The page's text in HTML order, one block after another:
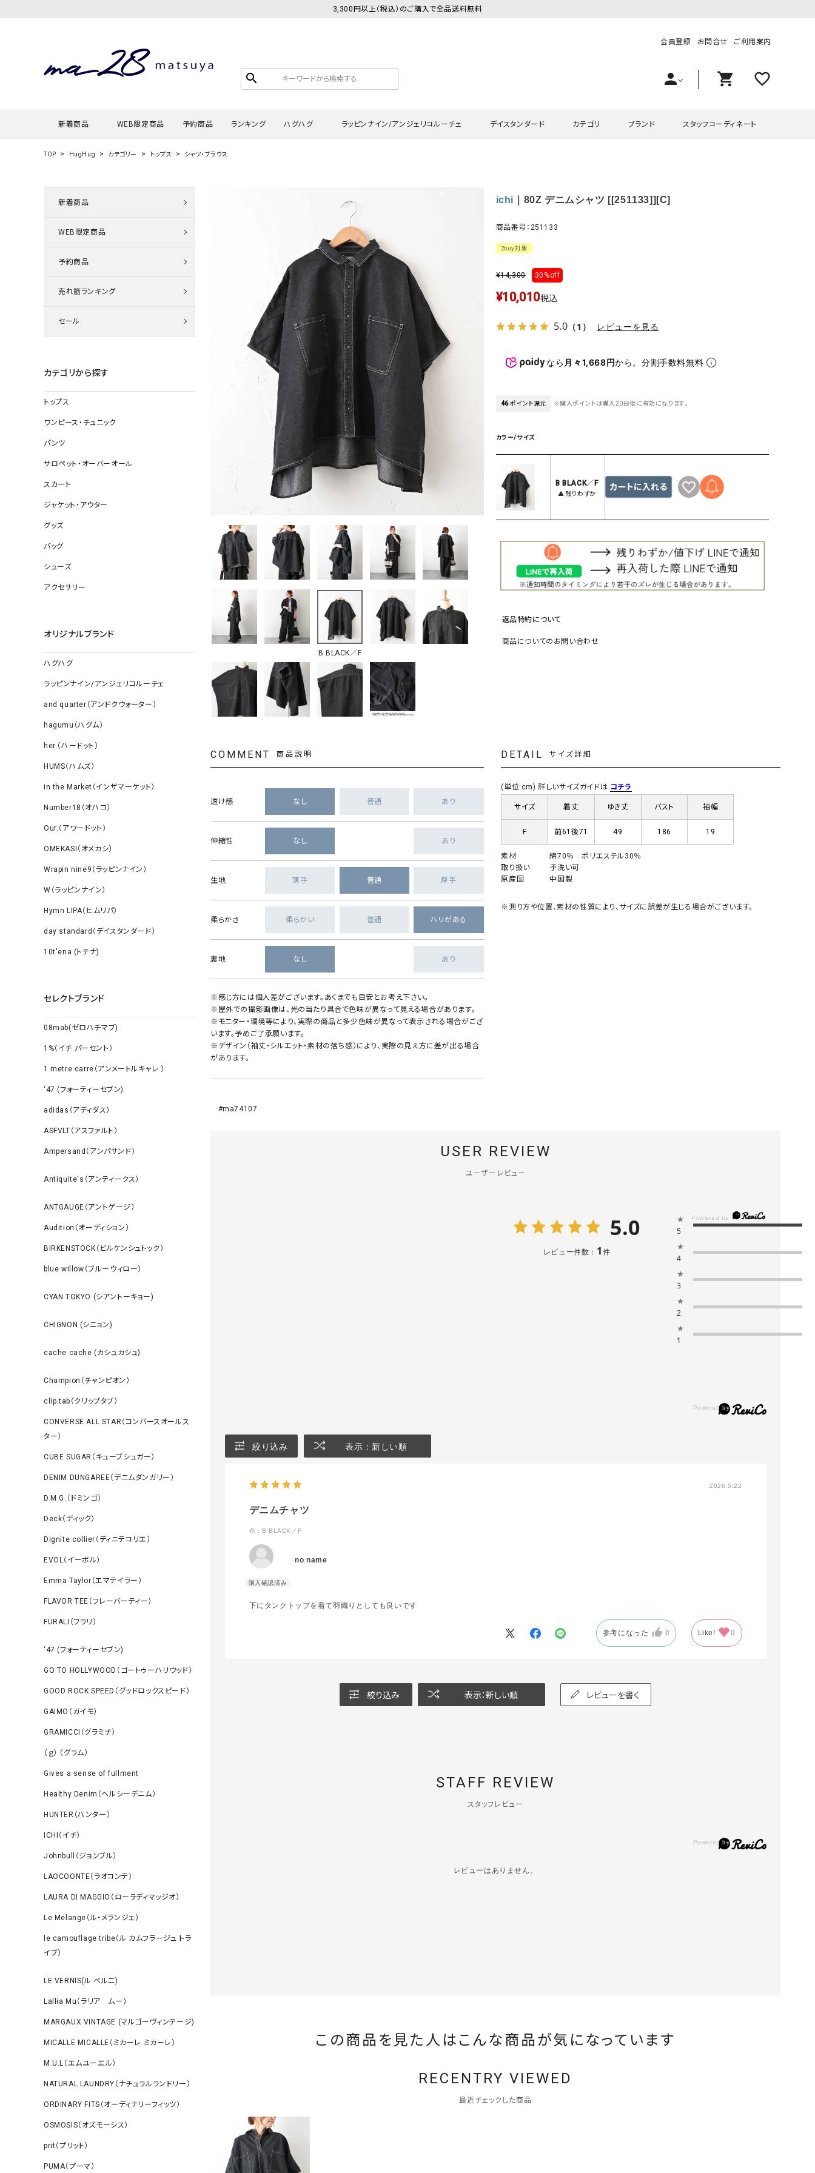
3,300円以上（税込）のご購入で全品送料無料
search
会員登録 お問合せ ご利用案内
person shopping_cart favorite_outline
新着商品 WEB限定商品 予約商品 ランキング ハグハグ
スウェット・パーカー
その他のパンツ
デニムパンツ
ロング・マキシ丈
その他スカート
ジャケット すべて見る
バッグ
帽子
ソックス
その他雑貨
ラッピンナイン/アンジェリコルーチェ
ニット
タンクトップ・キャミソール
デニムパンツ
その他のパンツ
ロング・マキシ丈
その他スカート
ジャケット
コート
その他アウター
デイスタンダード
カーディガン・ベスト チュニック
デニムパンツ
帽子
ソックス・その他雑貨
カテゴリ
ワンピース・チュニック
ジャケット・アウター
グッズ
トップス
グッズ
ブランド
ラッピンナイン/アンジェリコルーチェ
adidas（アディダス）
ASFVLT（アスファルト）
Ampersand（アンパサンド） MICALLE MICALLE（ミカ
リー）
Audition（オーディション）
ORDINARY FITS（オーディ
ツ）
CUBE SUGAR（キューブシュガー）
EVOL（イーボル）
Emma Taylor（エマテイラー）
FLAVOR TEE（フレーバーティー）
GO TO HOLLYWOOD（ゴートゥーハリウ
ッド）
GAIMO（ガイモ）
UNIVERSAL OVERALL（
スタッフコーディネート
TOP HugHug カテゴリー トップス シャツ・ブラウス
新着商品
WEB限定商品
予約商品
売れ筋ランキング
セール
カテゴリから探す
トップス
ワンピース・チュニック
パンツ
サロペット・オーバーオール
スカート
ジャケット・アウター
グッズ
バッグ
シューズ
アクセサリー
オリジナルブランド
ハグハグ
ラッピンナイン/アンジェリコルーチェ
and quarter（アンドクウォーター）
hagumu（ハグム）
her.（ハードット）
HUMS（ハムズ）
in the Market（インザマーケット）
Number18（オハコ）
Our.（アワードット）
OMEKASI（オメカシ）
Wrapin nine9（ラッピンナイン）
W（ラッピンナイン）
Hymn LIPA（ヒムリパ）
day standard（デイスタンダード）
10t'ena (トテナ)
セレクトブランド
08mab(ゼロハチマブ)
1%（イチ パーセント）
1 metre carre（アンメートルキャレ ）
‘47 (フォーティーセブン)
adidas（アディダス）
ASFVLT（アスファルト）
Ampersand（アンパサンド）
Antiquite's（アンティークス）
ANTGAUGE（アントゲージ）
Audition（オーディション）
BIRKENSTOCK（ビルケンシュトック）
blue willow（ブルーウィロー）
CYAN TOKYO (シアントーキョー)
CHIGNON (シニョン)
cache cache (カシュカシュ)
Champion（チャンピオン）
clip.tab（クリップタブ）
CONVERSE ALL STAR（コンバースオールス
ター）
CUBE SUGAR（キューブシュガー）
DENIM DUNGAREE（デニムダンガリー）
D.M.G.（ドミンゴ）
Deck（ディック）
Dignite collier（ディニテコリエ）
EVOL（イーボル）
Emma Taylor（エマテイラー）
FLAVOR TEE（フレーバーティー）
FURALI（フラリ）
‘47 (フォーティーセブン)
GO TO HOLLYWOOD（ゴートゥーハリウッド）
GOOD ROCK SPEED（グッドロックスピード）
GAIMO（ガイモ）
GRAMICCI（グラミチ）
（ｇ） （グラム）
Gives a sense of fullment
Healthy Denim（ヘルシーデニム）
HUNTER（ハンター）
ICHI（イチ）
Johnbull（ジョンブル）
LAOCOONTE（ラオコンテ）
LAURA DI MAGGIO（ローラディマッジオ）
Le Melange（ル・メランジェ）
le camouflage tribe（ル カムフラージュ トラ
イブ）
LE VERNIS(ル ベルニ)
Lallia Mu（ラリア ムー）
MARGAUX VINTAGE (マルゴーヴィンテージ)
MICALLE MICALLE（ミカーレ ミカーレ）
M.U.L（エムユーエル）
NATURAL LAUNDRY（ナチュラルランドリー）
ORDINARY FITS（オーディナリーフィッツ）
OSMOSIS（オズモーシス）
prit（プリット）
PUMA（プーマ）
B BLACK／F
ichi ｜80Z デニムシャツ [[251133]][C]
商品番号：251133
2buy対象
¥14,300 30%off
¥10,010税込
5.0 （1） レビューを見る
なら 月々1,668円から。分割手数料無料
46 ポイント還元 ※購入ポイントは購入20日後に有効になります。
カラー/サイズ
B BLACK／F
▲ 残りわずか
カートに入れる
返品特約について
商品についてのお問い合わせ
COMMENT 商品説明
透け感 なし 普通 あり
伸縮性 なし あり
生地 薄手 普通 厚手
柔らかさ 柔らかい 普通 ハリがある
裏地 なし あり
※感じ方には個人差がございます。あくまでも目安とお考え下さい。
※屋外での撮影画像は、光の当たり具合で色味が異なって見える場合があります。
※モニター・環境等により、実際の商品と多少色味が異なって表示される場合がござ
います。予めご了承願います。
※デザイン（袖丈・シルエット・素材の落ち感）により、実際の見え方に差が出る場合
があります。
#ma74107
DETAIL サイズ詳細
(単位:cm) 詳しいサイズガイドは コチラ
サイズ 着丈 ゆき丈 バスト 袖幅
F 前61後71 49 186 19
素材
綿70％ ポリエステル30％
取り扱い
手洗い可
原産国
中国製
※測り方や位置、素材の性質により、サイズに誤差が生じる場合がございます。
USER REVIEW
ユーザーレビュー
5.0
レビュー件数： 1件
★
5
★
4
★
3
★
2
★
1
絞り込み 表示：新しい順
2026.5.22
デニムチャツ
色：B BLACK／F
no name
下にタンクトップを着て羽織りとしても良いです
参考になった 0 Like! 0
絞り込み 表示：新しい順 レビューを書く
STAFF REVIEW
スタッフレビュー
レビューはありません。
この商品を見た人はこんな商品が気になっています
RECENTRY VIEWED
最近チェックした商品